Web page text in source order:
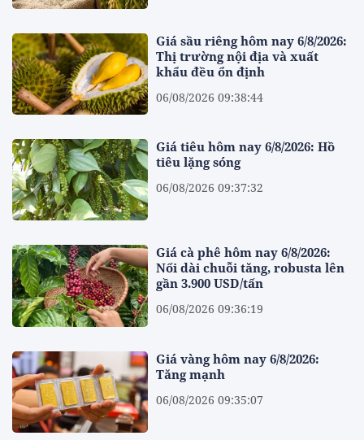
Giá sầu riêng hôm nay 6/8/2026:
Thị trường nội địa và xuất
khẩu đều ổn định
06/08/2026 09:38:44
Giá tiêu hôm nay 6/8/2026: Hồ
tiêu lặng sóng
06/08/2026 09:37:32
Giá cà phê hôm nay 6/8/2026:
Nối dài chuỗi tăng, robusta lên
gần 3.900 USD/tấn
06/08/2026 09:36:19
Giá vàng hôm nay 6/8/2026:
Tăng mạnh
06/08/2026 09:35:07